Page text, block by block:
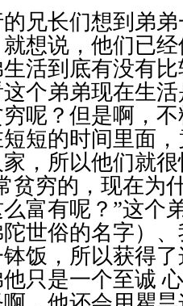
兄长们想到弟
想说，他们已
活到底有没有
个弟弟现在生
呢？但是啊，
短的时间里面，
，所以他们就
贫穷的，现在为
富有呢？ ”这个
世俗的名字）
饭，所以获得
只是一个至诚